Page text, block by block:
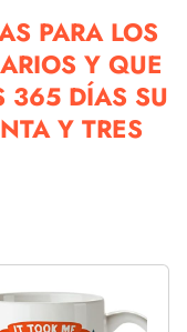
PARA LOS
Y QUE
365 DÍAS SU
Y TRES